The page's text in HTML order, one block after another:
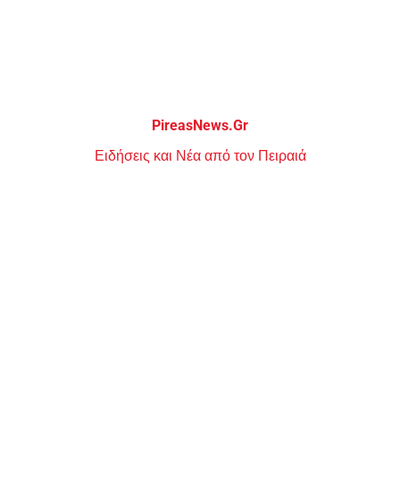
PireasNews.Gr
Ειδήσεις και Νέα από τον Πειραιά